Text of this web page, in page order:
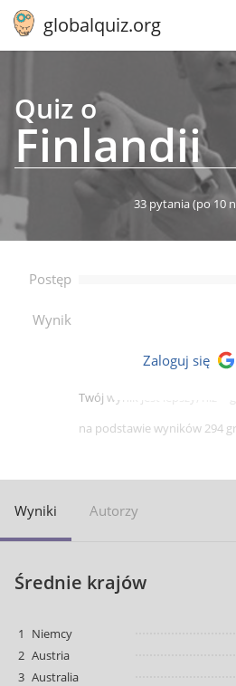
globalquiz.org
Quiz o
Fin­lan­dii
33 pytania (po 10
Postęp
Wynik --
Twój wynik jest lepszy, niż --
na podstawie wyników 294
Zaloguj się
Wyniki Autorzy
Średnie krajów
1 Niemcy
2 Austria
3 Australia